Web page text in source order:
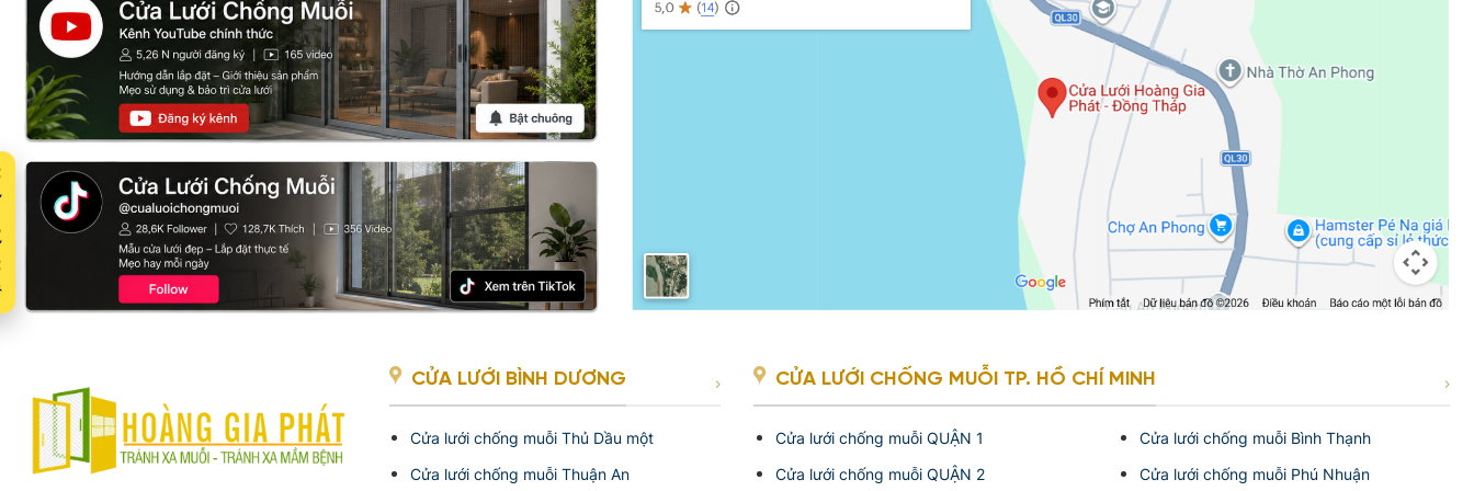
CỬA LƯỚI BÌNH DƯƠNG
Cửa lưới chống muỗi Thủ Dầu một
Cửa lưới chống muỗi Thuận An
CỬA LƯỚI CHỐNG MUỖI TP. HỒ CHÍ MINH
Cửa lưới chống muỗi QUẬN 1
Cửa lưới chống muỗi QUẬN 2
Cửa lưới chống muỗi Bình Thạnh
Cửa lưới chống muỗi Phú Nhuận